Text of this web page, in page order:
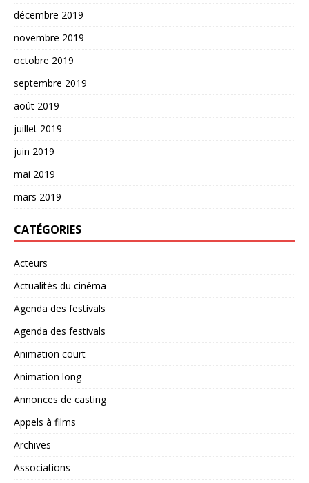
décembre 2019
novembre 2019
octobre 2019
septembre 2019
août 2019
juillet 2019
juin 2019
mai 2019
mars 2019
CATÉGORIES
Acteurs
Actualités du cinéma
Agenda des festivals
Agenda des festivals
Animation court
Animation long
Annonces de casting
Appels à films
Archives
Associations